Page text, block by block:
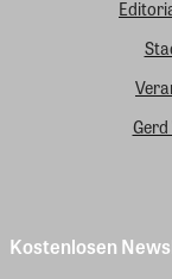
Kostenlosen